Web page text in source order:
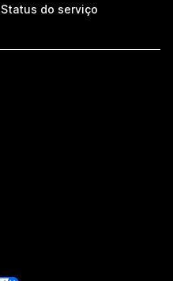
Status do serviço